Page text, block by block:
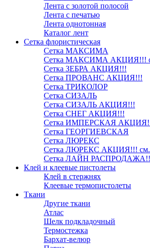
Лента с золотой полосой
Лента с печатью
Лента однотонная
Каталог лент
Сетка флористическая
Сетка МАКСИМА
Сетка МАКСИМА АКЦИЯ!!!
Сетка ЗЕБРА АКЦИЯ!!!
Сетка ПРОВАНС АКЦИЯ!!!
Сетка ТРИКОЛОР
Сетка СИЗАЛЬ
Сетка СИЗАЛЬ АКЦИЯ!!!
Сетка СНЕГ АКЦИЯ!!!
Сетка ИМПЕРСКАЯ
Сетка ГЕОРГИЕВСКАЯ
Сетка ЛЮРЕКС
Сетка ЛЮРЕКС АКЦИЯ!!! см.
Сетка ЛАЙН
Клей и клеевые пистолеты
Клей в стержнях
Клеевые термопистолеты
Ткани
Другие ткани
Атлас
Шелк подкладочный
Термостежка
Бархат-велюр